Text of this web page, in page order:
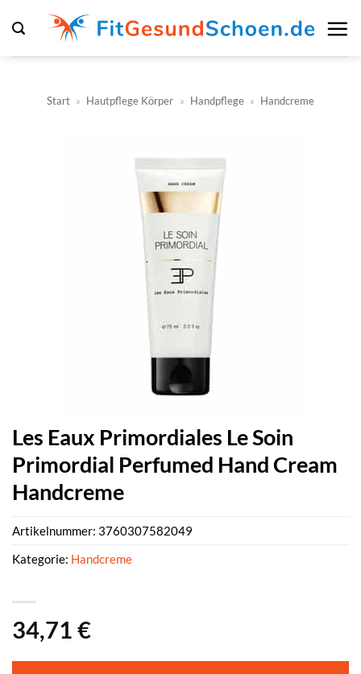
Inhalt
springen
Start » Hautpflege Körper » Handpflege » Handcreme
Les Eaux Primordiales Le Soin
Primordial Perfumed Hand Cream
Handcreme
34,71 €
Artikelnummer: 3760307582049
Kategorie: Handcreme